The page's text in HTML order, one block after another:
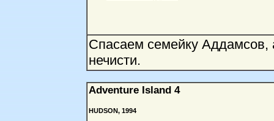
Спасаем семейку Аддамсов,
нечисти.
Adventure Island 4
HUDSON, 1994